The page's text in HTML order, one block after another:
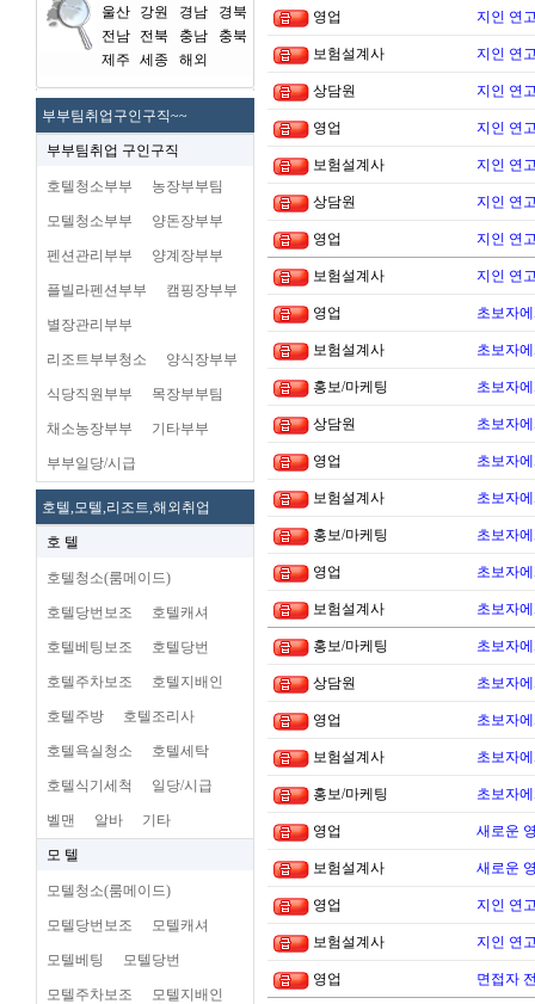
울산
강원 경남
경북
전남
전북 충남
충북
제주
세종 해외
부부팀취업구인구직~~
부부팀취업 구인구직
호텔청소부부 농장부부팀
모텔청소부부 양돈장부부
펜션관리부부 양계장부부
플빌라펜션부부 캠핑장부부
별장관리부부
리조트부부청소 양식장부부
식당직원부부 목장부부팀
채소농장부부 기타부부
부부일당/시급
호텔,모텔,리조트,해외취업
호 텔
호텔청소(룸메이드)
호텔당번보조 호텔캐셔
호텔베팅보조 호텔당번
호텔주차보조 호텔지배인
호텔주방 호텔조리사
호텔욕실청소 호텔세탁
호텔식기세척 일당/시급
벨맨 알바 기타
모 텔
모텔청소(룸메이드)
모텔당번보조 모텔캐셔
모텔베팅 모텔당번
모텔주차보조 모텔지배인
영업 지인 연
보험설계사 지인 연
상담원 지인 연
영업 지인 연
보험설계사 지인 연
상담원 지인 연
영업 지인 연
보험설계사 지인 연
영업 초보자
보험설계사 초보자
홍보/마케팅 초보자
상담원 초보자
영업 초보자
보험설계사 초보자
홍보/마케팅 초보자
영업 초보자
보험설계사 초보자
홍보/마케팅 초보자
상담원 초보자
영업 초보자
보험설계사 초보자
홍보/마케팅 초보자
영업 새로운
보험설계사 새로운
영업 지인 연
보험설계사 지인 연
영업 면접자